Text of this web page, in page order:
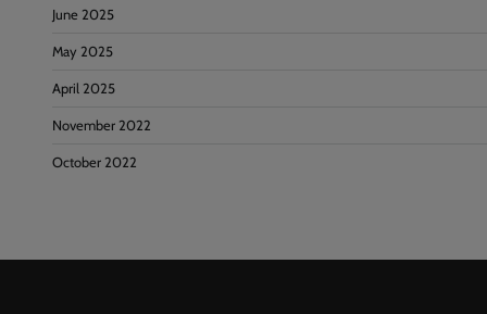
June 2025
May 2025
April 2025
November 2022
October 2022